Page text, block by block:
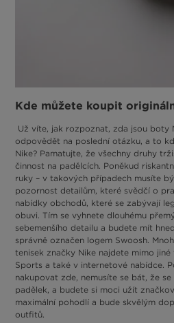
Kde můžete koupit
Už víte, jak rozpoznat, zda jsou boty
odpovědět na poslední otázku, a to
Nike? Pamatujte, že všechny druhy
činnost na padělcích. Poněkud
ruky – v takových případech musíte
pozornost detailům, které svědčí o
nabídky obchodů, které se zabývají
obuvi. Tím se vyhnete dlouhému
sebemenšího detailu a budete mít
správně označen logem Swoosh.
tenisek značky Nike najdete mimo
Sports a také v internetové nabídce.
nakupovat zde, nemusíte se bát, že
padělek, a budete si moci užít
maximální pohodlí a bude skvělým
outfitů.